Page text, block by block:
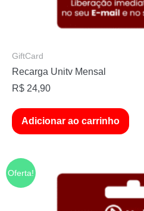
GiftCard
Recarga Unitv Mensal
R$ 24,90
Adicionar ao carrinho
Oferta!